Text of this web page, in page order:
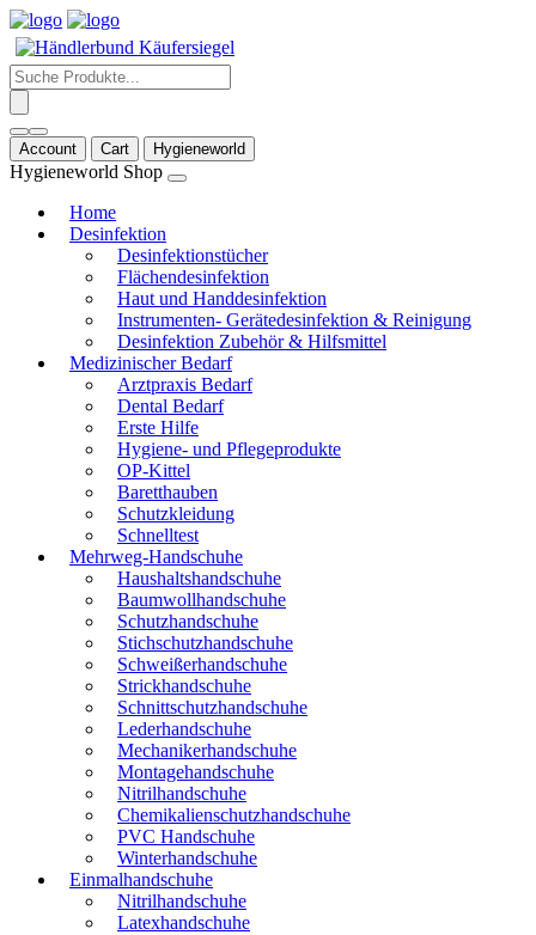
Products
search
Account Cart Hygieneworld
Hygieneworld Shop
Home
Desinfektion
Desinfektionstücher
Flächendesinfektion
Haut und Handdesinfektion
Instrumenten- Gerätedesinfektion & Reinigung
Desinfektion Zubehör & Hilfsmittel
Medizinischer Bedarf
Arztpraxis Bedarf
Dental Bedarf
Erste Hilfe
Hygiene- und Pflegeprodukte
OP-Kittel
Baretthauben
Schutzkleidung
Schnelltest
Mehrweg-Handschuhe
Haushaltshandschuhe
Baumwollhandschuhe
Schutzhandschuhe
Stichschutzhandschuhe
Schweißerhandschuhe
Strickhandschuhe
Schnittschutzhandschuhe
Lederhandschuhe
Mechanikerhandschuhe
Montagehandschuhe
Nitrilhandschuhe
Chemikalienschutzhandschuhe
PVC Handschuhe
Winterhandschuhe
Einmalhandschuhe
Nitrilhandschuhe
Latexhandschuhe